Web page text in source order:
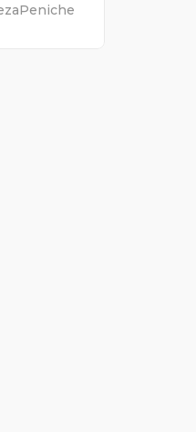
Peniche